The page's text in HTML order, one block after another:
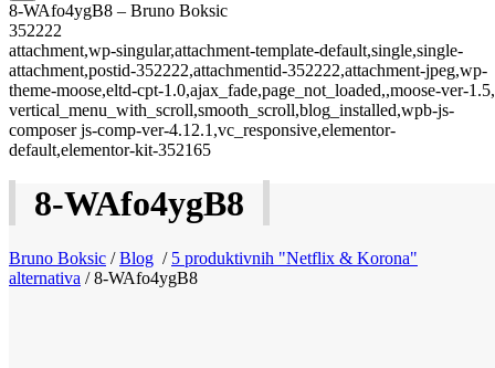
8-WAfo4ygB8 – Bruno Boksic
352222
attachment,wp-singular,attachment-template-default,single,single-
attachment,postid-352222,attachmentid-352222,attachment-jpeg,wp-
theme-moose,eltd-cpt-1.0,ajax_fade,page_not_loaded,,moose-ver-1.5,
vertical_menu_with_scroll,smooth_scroll,blog_installed,wpb-js-
composer js-comp-ver-4.12.1,vc_responsive,elementor-
default,elementor-kit-352165
8-WAfo4ygB8
Bruno Boksic /Blog / 5 produktivnih "Netflix & Korona"
alternativa /8-WAfo4ygB8